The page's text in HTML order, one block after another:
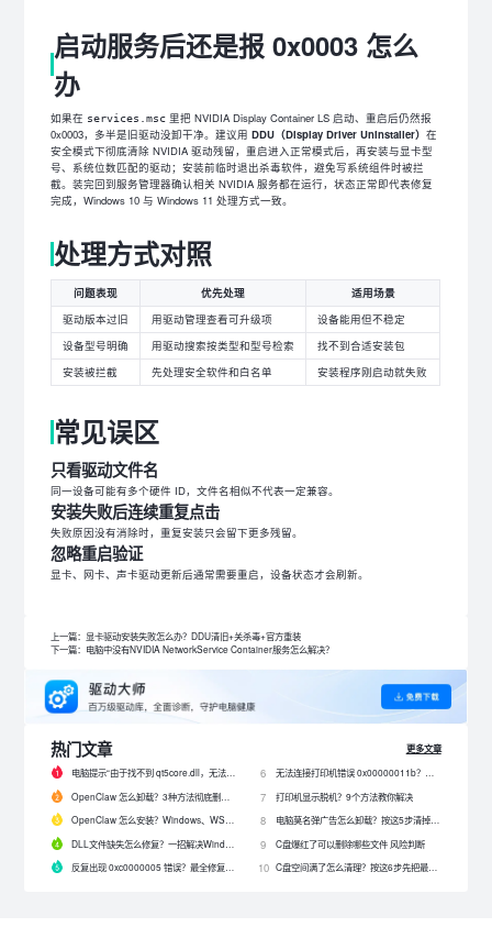
启动服务后还是报 0x0003 怎么
办
如果在 services.msc 里把 NVIDIA Display Container LS 启动、重启后仍然报
0x0003，多半是旧驱动没卸干净。建议用DDU（Display Driver Uninstaller）在
安全模式下彻底清除 NVIDIA 驱动残留，重启进入正常模式后，再安装与显卡型
号、系统位数匹配的驱动；安装前临时退出杀毒软件，避免写系统组件时被拦
截。装完回到服务管理器确认相关 NVIDIA 服务都在运行，状态正常即代表修复
完成，Windows 10 与 Windows 11 处理方式一致。
处理方式对照
问题表现 优先处理
适用场景
驱动版本过旧
用驱动管理查看可升级项
设备能用但不稳定
设备型号明确
用驱动搜索按类型和型号检索
找不到合适安装包
安装被拦截
先处理安全软件和白名单 安装程序刚启动就失败
常见误区
只看驱动文件名
同一设备可能有多个硬件 ID，文件名相似不代表一定兼容。
安装失败后连续重复点击
失败原因没有消除时，重复安装只会留下更多残留。
忽略重启验证
显卡、网卡、声卡驱动更新后通常需要重启，设备状态才会刷新。
上一篇：显卡驱动安装失败怎么办？DDU清旧+关杀毒+官方重装
下一篇：电脑中没有NVIDIA NetworkService Container服务怎么解决？
热门文章
更多文章
电脑提示“由于找不到 qt5core.dll，无法继续执行代码”？4 招快速修复！
OpenClaw 怎么卸载？3种方法彻底删除 OpenClaw 及残留数据
OpenClaw 怎么安装？Windows、WSL2 和网关配置完整教程
DLL文件缺失怎么修复？一招解决Windows启动报错问题！
反复出现 0xc0000005 错误？最全修复教程来了！
6
7 打印机显示脱机？9个方法教你解决
8
9 C盘爆红了可以删除哪些文件 风险判断
10